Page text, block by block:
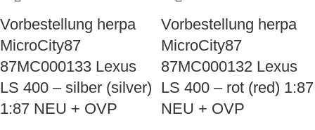
Vorbestellung herpa
MicroCity87
87MC000133 Lexus
LS 400 – silber (silver)
1:87 NEU + OVP
Vorbestellung herpa
MicroCity87
87MC000132 Lexus
LS 400 – rot (red) 1:87
NEU + OVP